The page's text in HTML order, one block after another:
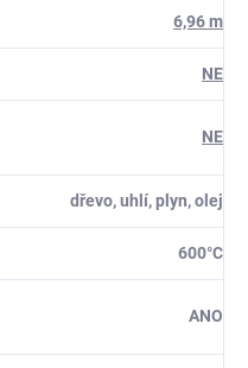
6,96 m
NE
NE
dřevo, uhlí, plyn, olej
600°C
ANO